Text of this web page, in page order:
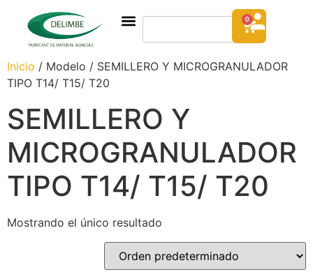
0
Inicio / Modelo / SEMILLERO Y MICROGRANULADOR
TIPO T14/ T15/ T20
SEMILLERO Y
MICROGRANULADOR
TIPO T14/ T15/ T20
Mostrando el único resultado